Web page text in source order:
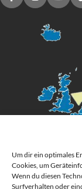
Um dir ein optimales
Cookies, um
Wenn du diesen
Surfverhalten oder